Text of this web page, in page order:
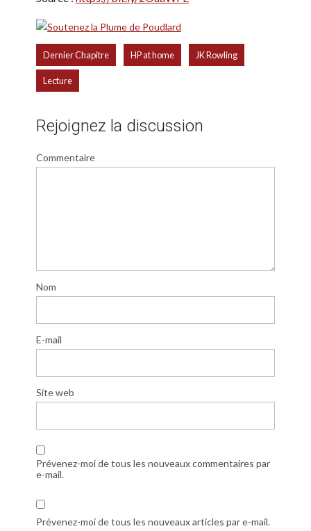
Dernier Chapitre HP at home JK Rowling
Lecture
Rejoignez la discussion
Commentaire
Nom
E-mail
Site web
Prévenez-moi de tous les nouveaux commentaires par
e-mail.
Prévenez-moi de tous les nouveaux articles par e-mail.